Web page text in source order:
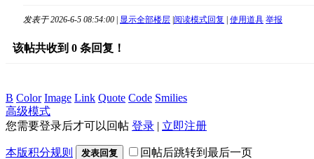
发表于 2026-6-5 08:54:00 | 显示全部楼层 |阅读模式回复 | 使用道具 举报
该帖共收到 0 条回复！
B Color Image Link Quote Code Smilies
高级模式
您需要登录后才可以回帖 登录 | 立即注册
本版积分规则 发表回复 回帖后跳转到最后一页